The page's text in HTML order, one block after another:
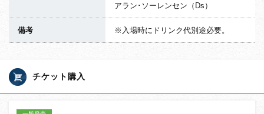
アラン･ソーレンセン（Ds）
備考 ※入場時にドリンク代別途必要。
チケット購入